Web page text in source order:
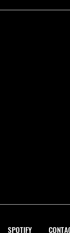
SPOTIFY